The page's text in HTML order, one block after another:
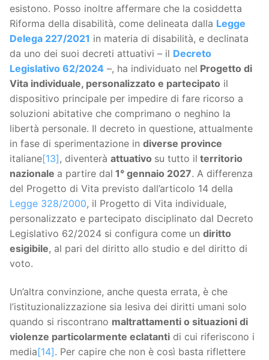
esistono. Posso inoltre affermare che la cosiddetta
Riforma della disabilità, come delineata dalla Legge
Delega 227/2021 in materia di disabilità, e declinata
da uno dei suoi decreti attuativi – il Decreto
Legislativo 62/2024 –, ha individuato nel Progetto di
Vita individuale, personalizzato e partecipato il
dispositivo principale per impedire di fare ricorso a
soluzioni abitative che comprimano o neghino la
libertà personale. Il decreto in questione, attualmente
in fase di sperimentazione in diverse province
italiane[13], diventerà attuativo su tutto il territorio
nazionale a partire dal 1° gennaio 2027. A differenza
del Progetto di Vita previsto dall’articolo 14 della
Legge 328/2000, il Progetto di Vita individuale,
personalizzato e partecipato disciplinato dal Decreto
Legislativo 62/2024 si configura come un diritto
esigibile, al pari del diritto allo studio e del diritto di
voto.
Un’altra convinzione, anche questa errata, è che
l’istituzionalizzazione sia lesiva dei diritti umani solo
quando si riscontrano maltrattamenti o situazioni di
violenze particolarmente eclatanti di cui riferiscono i
media[14]. Per capire che non è così basta riflettere